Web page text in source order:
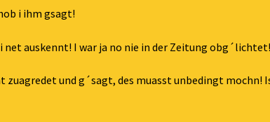
i ihm gsagt!
net auskennt! I war ja no nie in der Zeitung obg´lichtet!
zuagredet und g´sagt, des muasst unbedingt mochn!